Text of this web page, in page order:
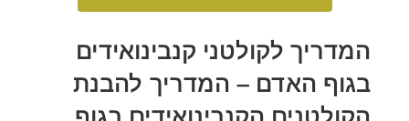
המדריך לקולטני קנבינואידים
בגוף האדם – המדריך להבנת